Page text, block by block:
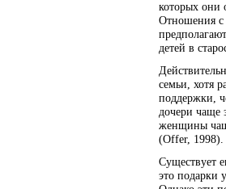
которых они
Отношения с
детей в
семьи, хотя
поддержки,
дочери чаще
женщины
(Offer, 1998).
Существует
это подарки